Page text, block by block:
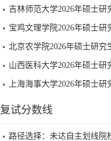
北京农学院2026年硕士研究
复试分数线
路径选择：未达自主划线院